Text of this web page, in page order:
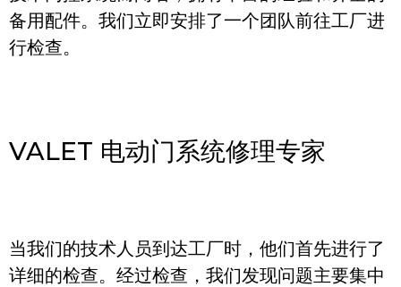
备用配件。我们立即安排了一个团队前往工厂进
行检查。
VALET 电动门系统修理专家
当我们的技术人员到达工厂时，他们首先进行了
详细的检查。经过检查，我们发现问题主要集中